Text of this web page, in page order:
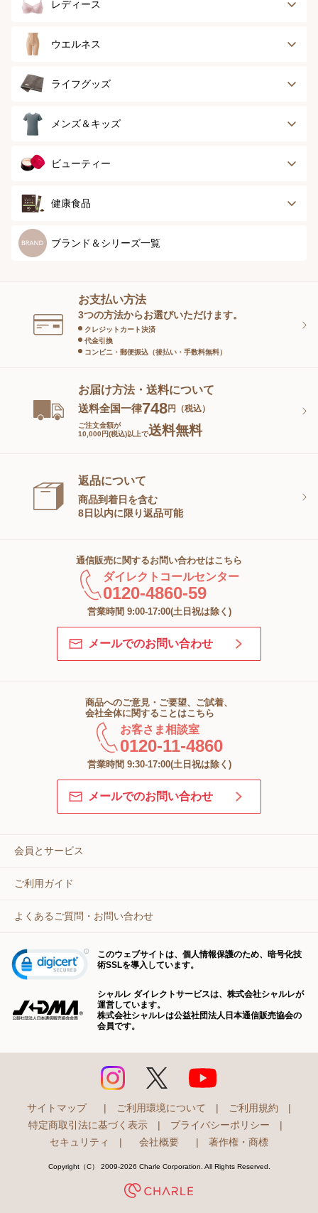
レディース
ブラジャー
ボディースーツ
ランジェリー
イツ
ウエルネス
健康サポート
スポーツ
ライフグッズ
アウター
グッズ
メンズ＆キッズ
メンズトップ
メンズソックス
ビューティー
スキンケア
スペシャルケア
スキンケアグッズ
健康食品
健康食品
ブランド＆シリーズ一覧
お支払い方法
3つの方法からお選びいただけます。
クレジットカート決済
代金引換
コンビニ・郵便振込（後払い・手数料無料）
お届け方法・送料について
送料全国一律748円（税込）
ご注文金額が
10,000円(税込)以上で送料無料
返品について
商品到着日を含む
8日以内に限り返品可能
通信販売に関するお問い合わせはこちら
ダイレクトコールセンター
0120-4860-59
営業時間 9:00-17:00(土日祝は除く)
メールでのお問い合わせ
商品へのご意見・ご要望、ご試着、
会社全体に関することはこちら
お客さま相談室
0120-11-4860
営業時間 9:30-17:00(土日祝は除く)
メールでのお問い合わせ
会員とサービス
ご利用ガイド
よくあるご質問・お問い合わせ
このウェブサイトは、個人情報保護のため、暗号化技
術SSLを導入しています。
シャルレ ダイレクトサービスは、株式会社シャルレが
運営しています。
株式会社シャルレは公益社団法人日本通信販売協会の
会員です。
サイトマップ | ご利用環境について | ご利用規約
|
特定商取引法に基づく表示
| プライバシーポリシー
|
セキュリティ
| 会社概要 | 著作権・商標
Copyright（C） 2009-2026 Charle Corporation. All Rights Reserved.